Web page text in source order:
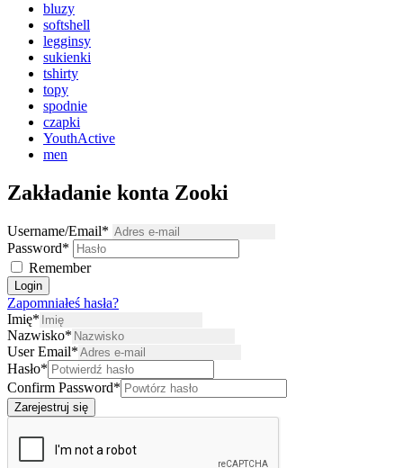
bluzy
softshell
legginsy
sukienki
tshirty
topy
spodnie
czapki
YouthActive
men
Zakładanie konta Zooki
Username/Email*
Password*
Remember
Login
Zapomniałeś hasła?
Imię*
Nazwisko*
User Email*
Hasło*
Confirm Password*
Zarejestruj się